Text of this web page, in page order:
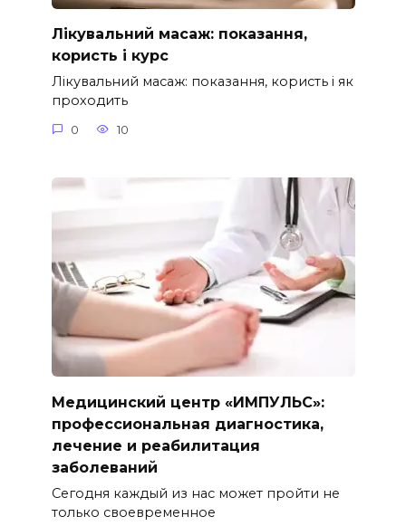
Лікувальний масаж: показання,
користь і курс
Лікувальний масаж: показання, користь і як
проходить
0 10
Медицинский центр «ИМПУЛЬС»:
профессиональная диагностика,
лечение и реабилитация
заболеваний
Сегодня каждый из нас может пройти не
только своевременное